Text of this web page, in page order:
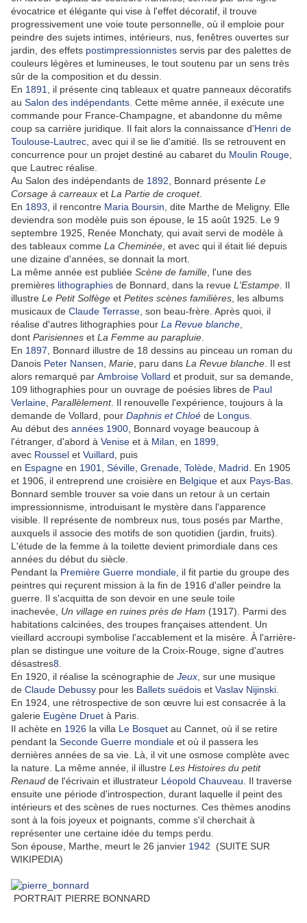
évocatrice et élégante qui vise à l'effet décoratif, il trouve
progressivement une voie toute personnelle, où il emploie pour
peindre des sujets intimes, intérieurs, nus, fenêtres ouvertes sur
jardin, des effets postimpressionnistes servis par des palettes de
couleurs légères et lumineuses, le tout soutenu par un sens très
sûr de la composition et du dessin.
En 1891
, il présente cinq tableaux et quatre panneaux décoratifs
au Salon des indépendants . Cette même année, il exécute une
commande pour France-Champagne, et abandonne du même
coup sa carrière juridique. Il fait alors la connaissance d'Henri de
Toulouse-Lautrec , avec qui il se lie d'amitié. Ils se retrouvent en
concurrence pour un projet destiné au cabaret du Moulin Rouge
que Lautrec réalise.
Au Salon des indépendants de 1892 , Bonnard présente Le
Corsage à carreaux et La Partie de croquet.
En 1893 , il rencontre Maria Boursin , dite Marthe de Meligny. Elle
deviendra son modèle puis son épouse, le 15 août 1925. Le 9
septembre 1925, Renée Monchaty, qui avait servi de modèle à
des tableaux comme La Cheminée , et avec qui il était lié depuis
une dizaine d'années, se donnait la mort.
La même année est publiée Scène de famille , l'une des
premières lithographies de Bonnard, dans la revue L'Estampe . Il
illustre Le Petit Solfège et Petites scènes familières , les albums
musicaux de Claude Terrasse , son beau-frère. Après quoi, il
réalise d'autres lithographies pour La Revue blanche
dont Parisiennes et La Femme au parapluie
En 1897 , Bonnard illustre de 18 dessins au pinceau un roman du
Danois Peter Nansen Marie , paru dans La Revue blanche . Il est
alors remarqué par Ambroise Vollard et produit, sur sa demande,
109 lithographies pour un ouvrage de poésies libres de Paul
Verlaine Parallèlement. Il renouvelle l'expérience, toujours à la
demande de Vollard, pour Daphnis et Chloé de Longus
Au début des années 1900 , Bonnard voyage beaucoup à
l'étranger, d'abord à Venise et à Milan , en 1899
avec Roussel et Vuillard , puis
en Espagne en 1901 Séville Grenade Tolède Madrid . En 1905
et 1906, il entreprend une croisière en Belgique et aux Pays-Bas
Bonnard semble trouver sa voie dans un retour à un certain
impressionnisme, introduisant le mystère dans l'apparence
visible. Il représente de nombreux nus, tous posés par Marthe,
auxquels il associe des motifs de son quotidien (jardin, fruits).
L'étude de la femme à la toilette devient primordiale dans ces
années du début du siècle.
Pendant la Première Guerre mondiale , il fit partie du groupe des
peintres qui reçurent mission à la fin de 1916 d'aller peindre la
guerre. Il s'acquitta de son devoir en une seule toile
inachevée, Un village en ruines près de Ham (1917). Parmi des
habitations calcinées, des troupes françaises attendent. Un
vieillard accroupi symbolise l'accablement et la misère. À l'arrière-
plan se distingue une voiture de la Croix-Rouge, signe d'autres
désastres8
En 1920, il réalise la scénographie de Jeux , sur une musique
de Claude Debussy pour les Ballets suédois et Vaslav Nijinski
En 1924, une rétrospective de son œuvre lui est consacrée à la
galerie Eugène Druet à Paris.
Il achète en 1926 la villa Le Bosquet au Cannet, où il se retire
pendant la Seconde Guerre mondiale et où il passera les
dernières années de sa vie. Là, il vit une osmose complète avec
la nature. La même année, il illustre Les Histoires du petit
Renaud de l'écrivain et illustrateur Léopold Chauveau . Il traverse
ensuite une période d'introspection, durant laquelle il peint des
intérieurs et des scènes de rues nocturnes. Ces thèmes anodins
sont à la fois joyeux et poignants, comme s'il cherchait à
représenter une certaine idée du temps perdu.
Son épouse, Marthe, meurt le 26 janvier 1942 (SUITE SUR
WIKIPEDIA)
PORTRAIT PIERRE BONNARD